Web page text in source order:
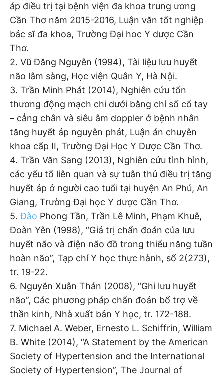
áp điều trị tại bệnh viện đa khoa trung ương
Cần Thơ năm 2015-2016, Luận văn tốt nghiệp
bác sĩ đa khoa, Trường Đại hoc Y dược Cần
Thơ.
2. Vũ Đăng Nguyên (1994), Tài liệu lưu huyết
não lâm sàng, Học viện Quân Y, Hà Nội.
3. Trần Minh Phát (2014), Nghiên cứu tổn
thương động mạch chi dưới bằng chỉ số cổ tay
– cẳng chân và siêu âm doppler ở bệnh nhân
tăng huyết áp nguyên phát, Luận án chuyên
khoa cấp II, Trường Đại Học Y Dược Cần Thơ.
4. Trần Văn Sang (2013), Nghiên cứu tình hình,
các yếu tố liên quan và sự tuân thủ điều trị tăng
huyết áp ở người cao tuổi tại huyện An Phú, An
Giang, Trường Đại học Y dược Cần Thơ.
5.Đào Phong Tần, Trần Lê Minh, Phạm Khuê,
Đoàn Yên (1998), “Giá trị chẩn đoán của lưu
huyết não và điện não đồ trong thiểu năng tuần
hoàn não”, Tạp chí Y học thực hành, số 2(273),
tr. 19-22.
6. Nguyễn Xuân Thản (2008), “Ghi lưu huyết
não”, Các phương pháp chẩn đoán bổ trợ về
thần kinh, Nhà xuất bản Y học, tr. 172-188.
7. Michael A. Weber, Ernesto L. Schiffrin, William
B. White (2014), “A Statement by the American
Society of Hypertension and the International
Society of Hypertension”, The Journal of